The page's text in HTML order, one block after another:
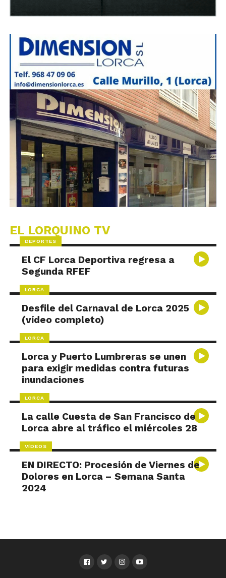
EL LORQUINO TV
DEPORTES
El CF Lorca Deportiva regresa a
Segunda RFEF
LORCA
Desfile del Carnaval de Lorca 2025
(vídeo completo)
LORCA
Lorca y Puerto Lumbreras se unen
para exigir medidas contra futuras
inundaciones
LORCA
La calle Cuesta de San Francisco de
Lorca abre al tráfico el miércoles 28
VÍDEOS
EN DIRECTO: Procesión de Viernes de
Dolores en Lorca – Semana Santa
2024